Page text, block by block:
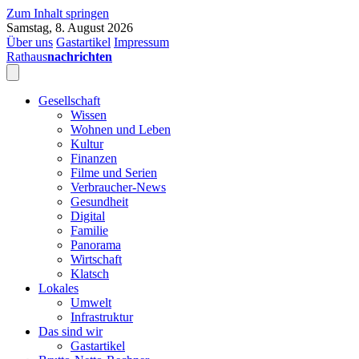
Zum Inhalt springen
Samstag, 8. August 2026
Über uns Gastartikel Impressum
Rathausnachrichten
Gesellschaft
Wissen
Wohnen und Leben
Kultur
Finanzen
Filme und Serien
Verbraucher-News
Gesundheit
Digital
Familie
Panorama
Wirtschaft
Klatsch
Lokales
Umwelt
Infrastruktur
Das sind wir
Gastartikel